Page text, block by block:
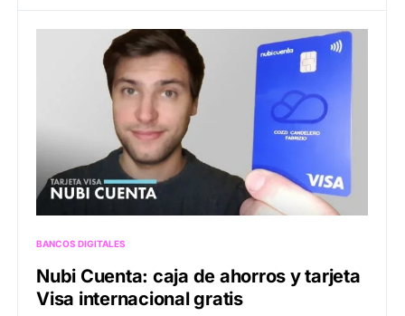
BANCOS DIGITALES
Nubi Cuenta: caja de ahorros y tarjeta
Visa internacional gratis